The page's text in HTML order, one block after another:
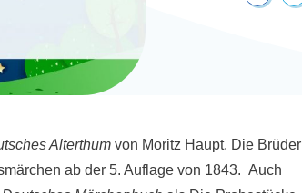
Alterthum von Moritz Haupt. Die Brüder
ab der 5. Auflage von 1843. Auch